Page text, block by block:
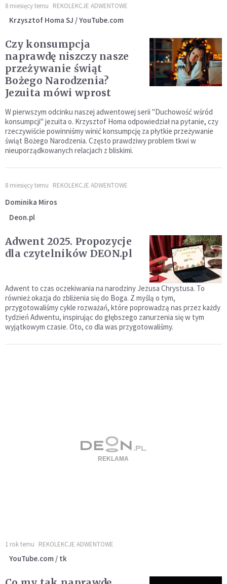
8 miesięcy temu REKOLEKCJE ADWENTOWE
Krzysztof Homa SJ / YouTube.com
Czy konsumpcja
naprawdę niszczy nasze
przeżywanie świąt
Bożego Narodzenia?
Jezuita mówi wprost
W pierwszym odcinku naszej adwentowej serii "Duchowość wśród
konsumpcji" jezuita o. Krzysztof Homa odpowiedział na pytanie, czy
rzeczywiście powinniśmy winić konsumpcję za płytkie przeżywanie
świąt Bożego Narodzenia. Często prawdziwy problem tkwi w
nieuporządkowanych relacjach z bliskimi.
8 miesięcy temu REKOLEKCJE ADWENTOWE
Dominika Miros
Deon.pl
Adwent 2025. Propozycje
dla czytelników DEON.pl
Adwent to czas oczekiwania na narodziny Jezusa Chrystusa. To
również okazja do zbliżenia się do Boga. Z myślą o tym,
przygotowaliśmy cykle rozważań, które poprowadzą nas przez każdy
tydzień Adwentu, inspirując do głębszego zanurzenia się w tym
wyjątkowym czasie. Oto, co dla was przygotowaliśmy.
1 rok temu REKOLEKCJE ADWENTOWE
YouTube.com / tk